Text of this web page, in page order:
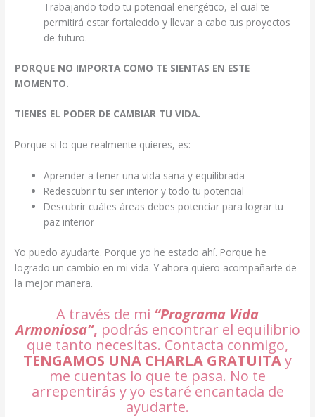
Trabajando todo tu potencial energético, el cual te
permitirá estar fortalecido y llevar a cabo tus proyectos
de futuro.
PORQUE NO IMPORTA COMO TE SIENTAS EN ESTE
MOMENTO.
TIENES EL PODER DE CAMBIAR TU VIDA.
Porque si lo que realmente quieres, es:
Aprender a tener una vida sana y equilibrada
Redescubrir tu ser interior y todo tu potencial
Descubrir cuáles áreas debes potenciar para lograr tu
paz interior
Yo puedo ayudarte. Porque yo he estado ahí. Porque he
logrado un cambio en mi vida. Y ahora quiero acompañarte de
la mejor manera.
A través de mi “Programa Vida
Armoniosa”, podrás encontrar el equilibrio
que tanto necesitas. Contacta conmigo,
TENGAMOS UNA CHARLA GRATUITAy
me cuentas lo que te pasa. No te
arrepentirás y yo estaré encantada de
ayudarte.